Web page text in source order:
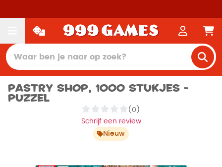
Pastry shop, 1000 stukjes -
Puzzel
(0)
Schrijf een review
Nieuw